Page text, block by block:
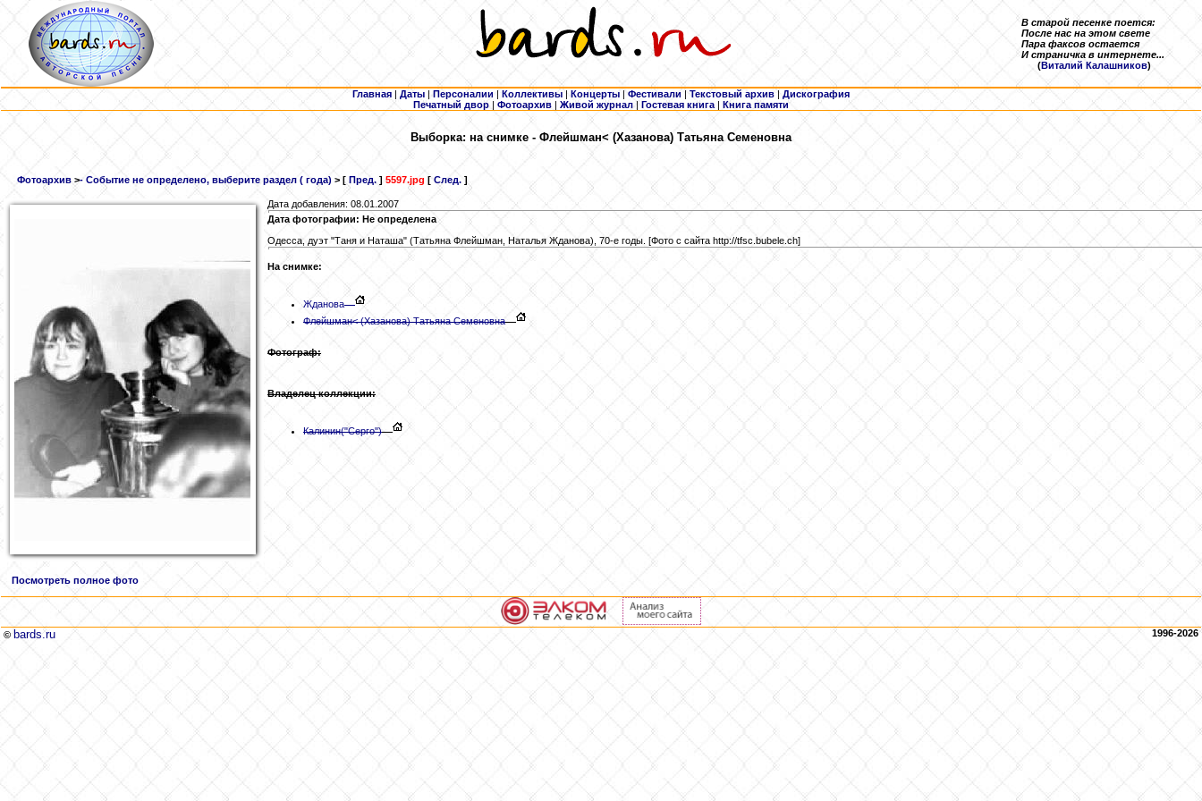
В старой песенке поется:
После нас на этом свете
Пара факсов остается
И страничка в интернете...
(Виталий Калашников)
Главная | Даты | Персоналии | Коллективы | Концерты | Фестивали | Текстовый архив | Дискография
Печатный двор | Фотоархив | Живой журнал |Гостевая книга | Книга памяти
Выборка: на снимке - Флейшман< (Хазанова) Татьяна Семеновна
Фотоархив >- Событие не определено, выберите раздел ( года) > [ Пред. ] 5597.jpg [ След. ]
Дата добавления: 08.01.2007
Дата фотографии: Не определена
Одесса, дуэт "Таня и Наташа" (Татьяна Флейшман, Наталья Жданова), 70-е годы. [Фото с сайта http://tfsc.bubele.ch]
На снимке:
Жданова
Флейшман< (Хазанова) Татьяна Семеновна
Фотограф:
Владелец коллекции:
Калинин("Серго")
Посмотреть полное фото
© bards.ru 1996-2026